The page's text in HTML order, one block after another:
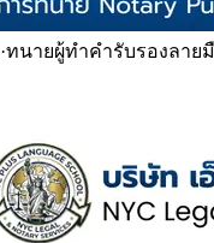
·ทนายผู้ทำคำรับรองลาย